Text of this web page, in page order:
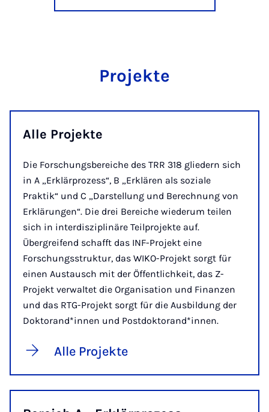
Projekte
Alle Projekte
Die Forschungsbereiche des TRR 318 gliedern sich
in A „Erklärprozess“, B „Erklären als soziale
Praktik“ und C „Darstellung und Berechnung von
Erklärungen“. Die drei Bereiche wiederum teilen
sich in interdisziplinäre Teilprojekte auf.
Übergreifend schafft das INF-Projekt eine
Forschungsstruktur, das WIKO-Projekt sorgt für
einen Austausch mit der Öffentlichkeit, das Z-
Projekt verwaltet die Organisation und Finanzen
und das RTG-Projekt sorgt für die Ausbildung der
Doktorand*innen und Postdoktorand*innen.
Alle Projekte